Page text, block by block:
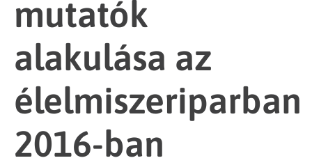
mutatók
alakulása az
élelmiszeriparban
2016-ban